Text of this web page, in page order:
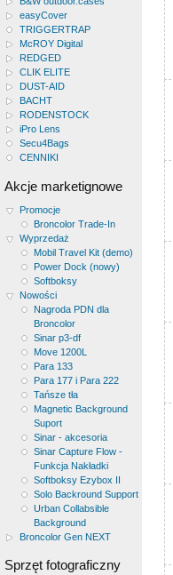
easyCover
TRIGGERTRAP
McROY Digital
REDGED
CLIK ELITE
DUST-AID
BACHT
RODENSTOCK
iPro Lens
Secu4Bags
CENNIKI
Akcje marketignowe
Promocje
Broncolor Trade-In
Wyprzedaż
Mobil Travel Kit (demo)
Power Dock (nowy)
Softboksy
Nowości
Nagroda PDN dla
Broncolor
Sinar p3-df
Move 1200L
Para 133
Para 177 i Para 222
Tańsze tła
Magnetic Background
Suport
Sinar - akcesoria
Sinar Capture Flow -
Funkcja Nakładki
Softboksy Ezybox II
Solo Backround Support
Urban Collabsible
Background
Broncolor Gen NEXT
Sprzęt fotograficzny